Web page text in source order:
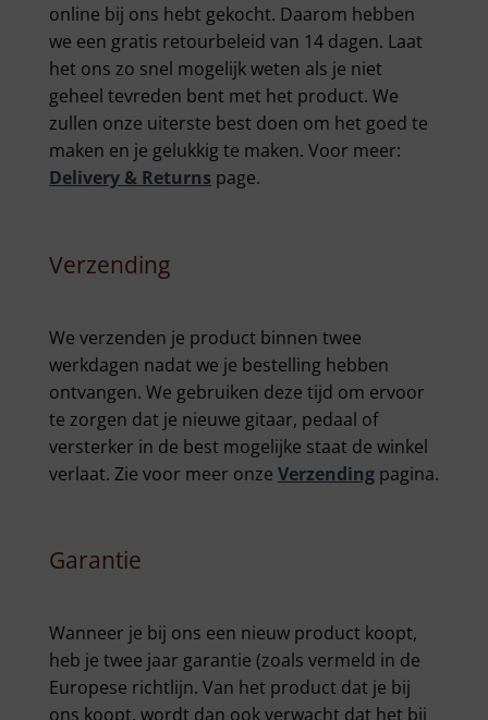
online bij ons hebt gekocht. Daarom hebben
we een gratis retourbeleid van 14 dagen. Laat
het ons zo snel mogelijk weten als je niet
geheel tevreden bent met het product. We
zullen onze uiterste best doen om het goed te
maken en je gelukkig te maken. Voor meer:
Delivery & Returns page.
Verzending
We verzenden je product binnen twee
werkdagen nadat we je bestelling hebben
ontvangen. We gebruiken deze tijd om ervoor
te zorgen dat je nieuwe gitaar, pedaal of
versterker in de best mogelijke staat de winkel
verlaat. Zie voor meer onze Verzending pagina.
Garantie
Wanneer je bij ons een nieuw product koopt,
heb je twee jaar garantie (zoals vermeld in de
Europese richtlijn. Van het product dat je bij
ons koopt, wordt dan ook verwacht dat het bij